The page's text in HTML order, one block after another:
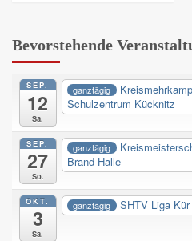
Bevorstehende
SEP.
12
Sa.
ganztägig
Schulzentrum Kücknitz
SEP.
27
So.
ganztägig
Brand-Halle
OKT.
3
Sa.
ganztägig SHTV Liga